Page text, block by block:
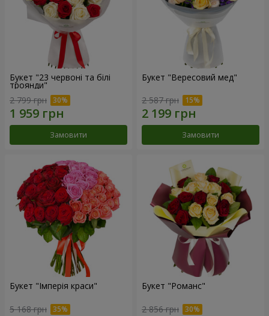
Букет "23 червоні та білі
троянди"
2 799 грн
Замовити
Букет "Вересовий мед"
2 587 грн
Замовити
Букет "Імперія краси"
5 168 грн
Букет "Романс"
2 856 грн